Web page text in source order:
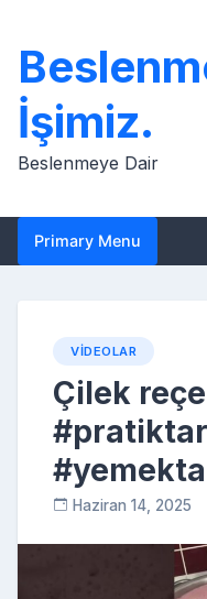
content
İşimiz.
Beslenmeye Dair
Primary Menu
VIDEOLAR
Çilek
Haziran 14, 2025